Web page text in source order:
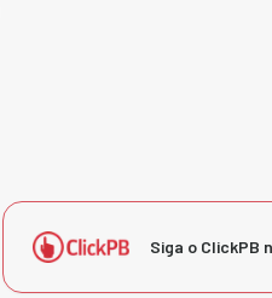
Siga o ClickPB